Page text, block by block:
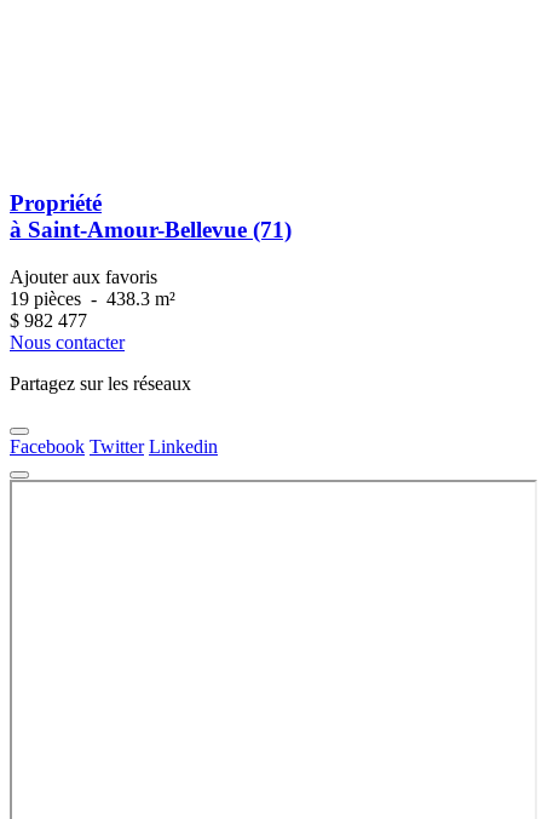
Propriété
à Saint-Amour-Bellevue (71)
Ajouter aux favoris
19 pièces - 438.3 m²
$ 982 477
Nous contacter
Partagez sur les réseaux
Facebook Twitter Linkedin